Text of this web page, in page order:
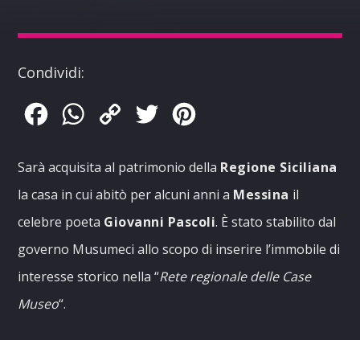
Condividi:
FacebookWhatsApp
Copy
Twitter
Sarà acquisita al patrimonio della Regione Siciliana
la casa in cui abitò per alcuni anni a Messina il
celebre poeta Giovanni Pascoli. È stato stabilito dal
governo Musumeci allo scopo di inserire l’immobile di
interesse storico nella “Rete regionale delle Case
Museo“.